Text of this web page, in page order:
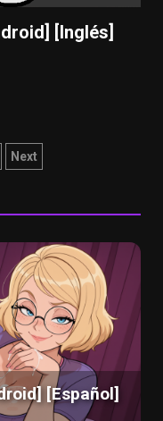
[Inglés]
Next
[Español]